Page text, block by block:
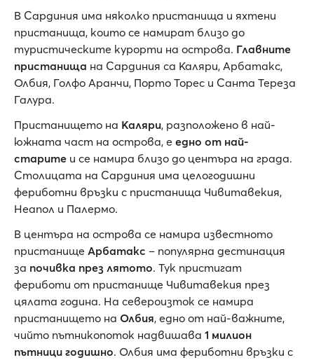
В Сардиния има няколко пристанища и яхтени
пристанища, които се намират близо до
туристическите курорти на острова. Главните
пристанища на Сардиния са Каляри, Арбатакс,
Олбия, Голфо Аранчи, Порто Торес и Санта Тереза
Галура.
Пристанището на Каляри, разположено в най-
южната част на острова, е едно от най-
старите и се намира близо до центъра на града.
Столицата на Сардиния има целогодишни
фериботни връзки с пристанища Чивитавекия,
Неапол и Палермо.
В центъра на острова се намира известното
пристанище Арбатакс – популярна дестинация
за почивка през лятото. Тук пристигат
фериботи от пристанище Чивитавекия през
цялата година. На североизток се намира
пристанището на Олбия, едно от най-важните,
чийто пътникопоток надвишава 1 милион
пътници годишно. Олбия има фериботни връзки с